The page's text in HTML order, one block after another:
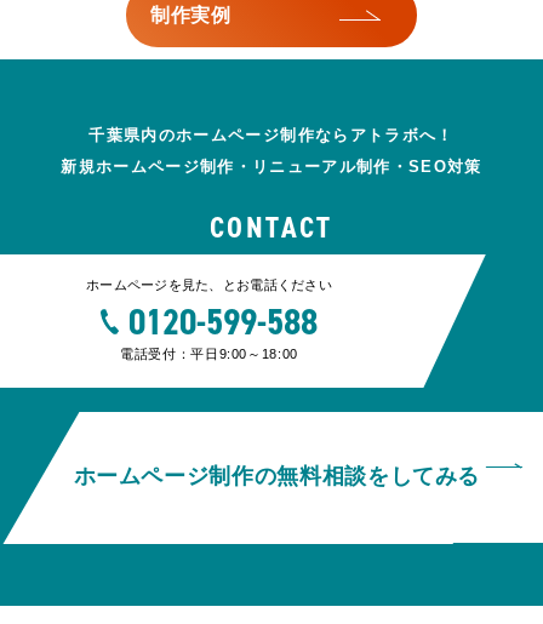
制作実例
千葉県内のホームページ制作ならアトラボへ！
新規ホームページ制作・リニューアル制作・SEO対策
CONTACT
ホームページを見た、とお電話ください
0120-599-588
電話受付：平日9:00～18:00
ホームページ制作の無料相談をしてみる